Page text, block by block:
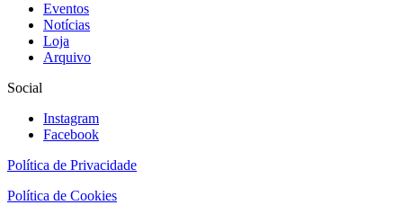
Eventos
Notícias
Loja
Arquivo
Social
Instagram
Facebook
Política de Privacidade
Política de Cookies